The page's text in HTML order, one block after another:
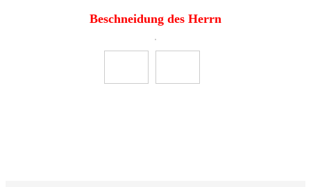
Beschneidung des Herrn